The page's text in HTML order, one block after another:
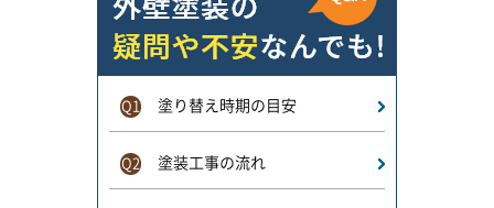
Q1 塗り替え時期の目安
Q2 塗装工事の流れ